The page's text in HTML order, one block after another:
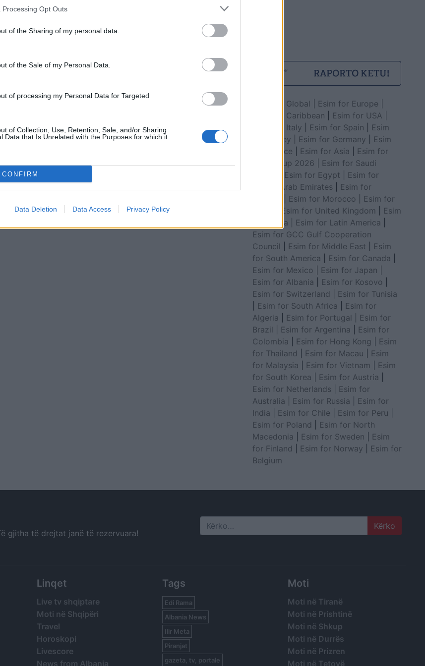
Processing Opt Outs
of the Sharing of my personal data.
of the Sale of my Personal Data.
of processing my Personal Data for Targeted
of Collection, Use, Retention, Sale, and/or Sharing
Data that Is Unrelated with the Purposes for which it
CONFIRM
Data Deletion Data Access Privacy Policy
Esim for Global Esim for Europe
Esim for Caribbean
Esim for USA
Esim for Italy
Esim for Spain
Esim
for Turkey
Esim for Germany
Esim
for Greece
Esim for Asia
Esim for
World Cup 2026
Esim for Saudi
Esim for Egypt
Esim for
United Arab Emirates
Esim for
Esim for Morocco
Esim for
Esim for United Kingdom
Esim
for Africa
Esim for Latin America
Esim for GCC Gulf Cooperation
Council
Esim for Middle East
Esim
for South America
Esim for Canada
Esim for Mexico
Esim for Japan
Esim for Albania
Esim for Kosovo
Esim for Switzerland
Esim for Tunisia
Esim for South Africa
Esim for
Algeria
Esim for Portugal
Esim for
Brazil
Esim for Argentina
Esim for
Colombia
Esim for Hong Kong
Esim
for Thailand
Esim for Macau
Esim
for Malaysia
Esim for Vietnam
Esim
for South Korea
Esim for Austria
Esim for Netherlands
Esim for
Australia
Esim for Russia
Esim for
India
Esim for Chile Esim for Peru
Esim for Poland
Esim for North
Macedonia
Esim for Sweden
Esim
for Finland
Esim for Norway
Esim for
Belgium
gjitha të drejtat janë të rezervuara! Search
Linqet
Live tv shqiptare
Moti në Shqipëri
Travel
Horoskopi
Livescore
News from Albania
Tags
Edi Rama
Albania News
Ilir Meta
Piranjat
gazeta, tv, portale
Moti
Moti në Tiranë
Moti në Prishtinë
Moti në Shkup
Moti në Durrës
Moti në Prizren
Moti në Tetovë